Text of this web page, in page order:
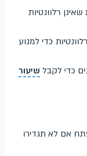
רלוונטיות
כדי למנוע
כדי לקבל שיעור
אם לא תגדירו